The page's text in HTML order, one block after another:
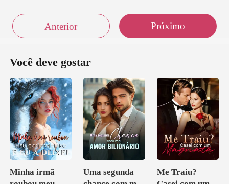
Anterior Próximo
Você deve gostar
Minha irmã
Uma segunda
Me Traiu?